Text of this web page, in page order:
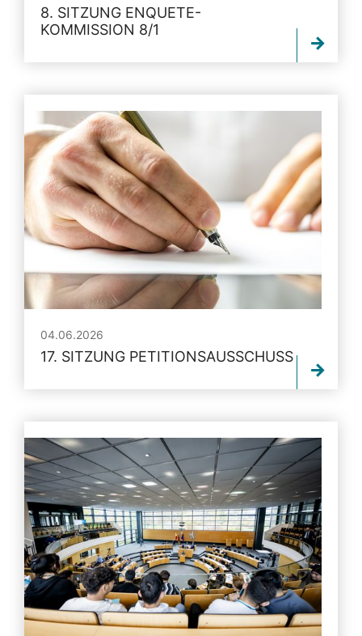
8. SITZUNG ENQUETE-
KOMMISSION 8/1
04.06.2026
17. SITZUNG PETITIONSAUSSCHUSS